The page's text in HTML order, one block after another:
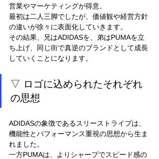
営業やマーケティングが得意。
最初は二人三脚でしたが、価値観や経営方針
の違いが徐々に表面化していきます。
その結果、兄はADIDASを、弟はPUMAを立
ち上げ、同じ街で真逆のブランドとして成長
していくことになります。
▽ ロゴに込められたそれぞれ
の思想
ADIDASの象徴であるスリーストライプは、
機能性とパフォーマンス重視の思想から生ま
れました。
一方PUMAは、よりシャープでスピード感の